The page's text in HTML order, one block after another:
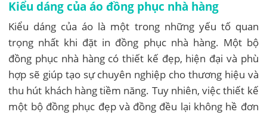
Kiểu dáng của áo đồng phục nhà hàng
Kiểu dáng của áo là một trong những yếu tố quan
trọng nhất khi đặt in đồng phục nhà hàng. Một bộ
đồng phục nhà hàng có thiết kế đẹp, hiện đại và phù
hợp sẽ giúp tạo sự chuyên nghiệp cho thương hiệu và
thu hút khách hàng tiềm năng. Tuy nhiên, việc thiết kế
một bộ đồng phục đẹp và đồng đều lại không hề đơn